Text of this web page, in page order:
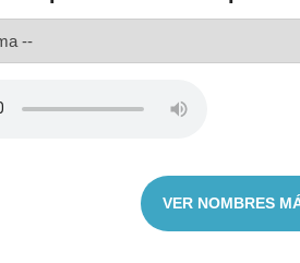
VER NOMBRES